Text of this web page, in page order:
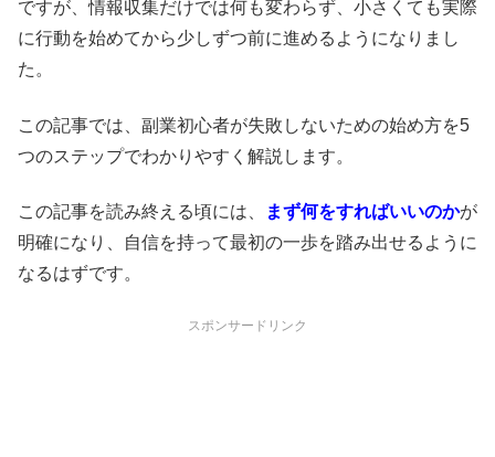
ですが、情報収集だけでは何も変わらず、小さくても実際
に行動を始めてから少しずつ前に進めるようになりまし
た。
この記事では、副業初心者が失敗しないための始め方を5
つのステップでわかりやすく解説します。
この記事を読み終える頃には、 まず何をすればいいのかが
明確になり、自信を持って最初の一歩を踏み出せるように
なるはずです。
スポンサードリンク